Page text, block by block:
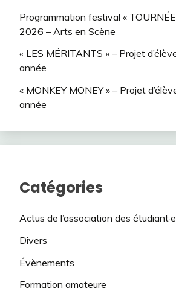
Programmation festival «
2026 – Arts en Scène
« LES MÉRITANTS » – Projet
année
« MONKEY MONEY » – Projet
année
Catégories
Actus de l’association des
Divers
Évènements
Formation amateure